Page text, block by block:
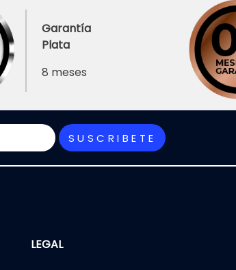
Garantía
Plata
8 meses
SUSCRIBETE
LEGAL